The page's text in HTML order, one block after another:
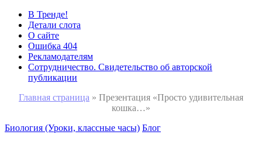
В Тренде!
Детали слота
О сайте
Ошибка 404
Рекламодателям
Сотрудничество. Свидетельство об авторской
публикации
Главная страница » Презентация «Просто удивительная
кошка…»
Биология (Уроки, классные часы) Блог